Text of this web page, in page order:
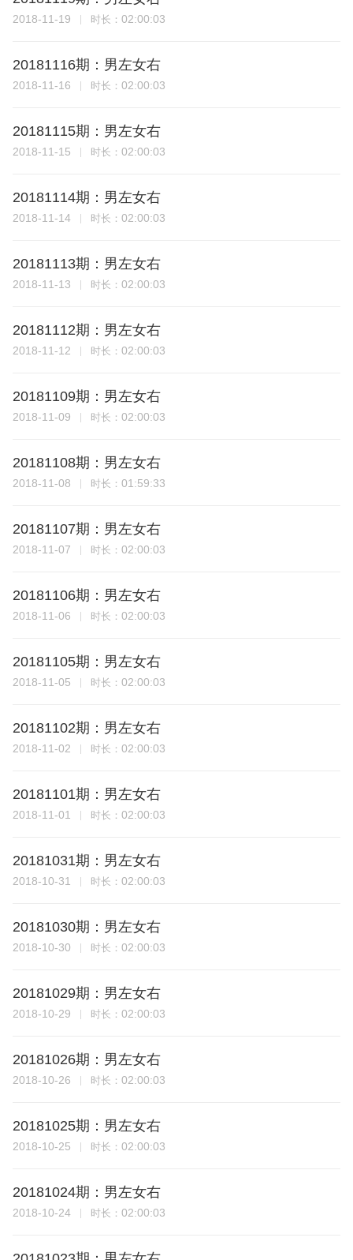
2018-11-19 时长： 02:00:03
20181116期：男左女右
2018-11-16 时长： 02:00:03
20181115期：男左女右
2018-11-15 时长： 02:00:03
20181114期：男左女右
2018-11-14 时长： 02:00:03
20181113期：男左女右
2018-11-13 时长： 02:00:03
20181112期：男左女右
2018-11-12 时长： 02:00:03
20181109期：男左女右
2018-11-09 时长： 02:00:03
20181108期：男左女右
2018-11-08 时长： 01:59:33
20181107期：男左女右
2018-11-07 时长： 02:00:03
20181106期：男左女右
2018-11-06 时长： 02:00:03
20181105期：男左女右
2018-11-05 时长： 02:00:03
20181102期：男左女右
2018-11-02 时长： 02:00:03
20181101期：男左女右
2018-11-01 时长： 02:00:03
20181031期：男左女右
2018-10-31 时长： 02:00:03
20181030期：男左女右
2018-10-30 时长： 02:00:03
20181029期：男左女右
2018-10-29 时长： 02:00:03
20181026期：男左女右
2018-10-26 时长： 02:00:03
20181025期：男左女右
2018-10-25 时长： 02:00:03
20181024期：男左女右
2018-10-24 时长： 02:00:03